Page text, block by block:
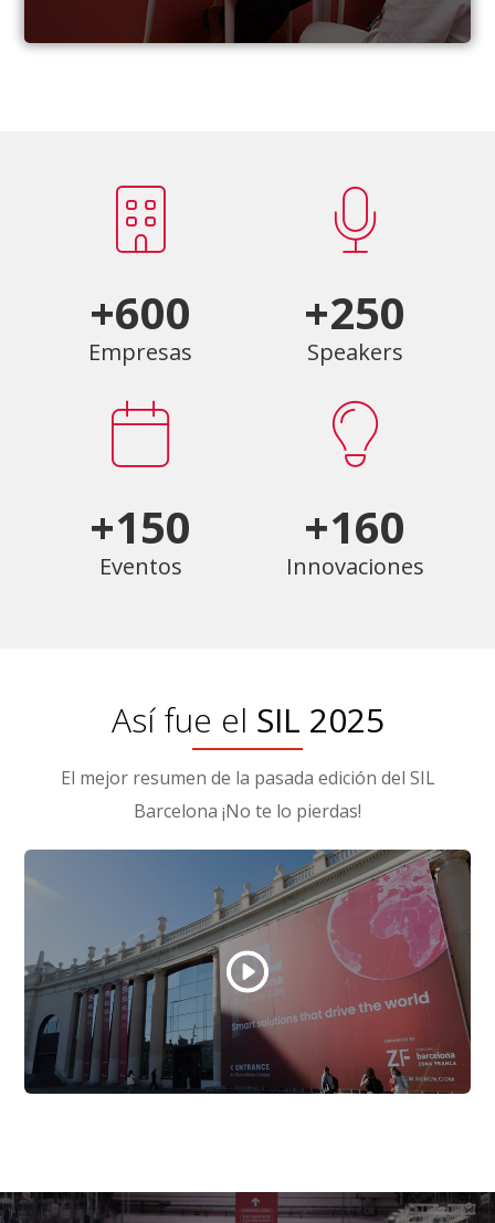
+600
Empresas
+250
Speakers
+150
Eventos
+160
Innovaciones
Así fue el SIL 2025
El mejor resumen de la pasada edición del SIL
Barcelona ¡No te lo pierdas!